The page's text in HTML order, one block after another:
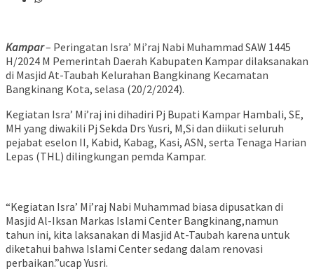
Kampar– Peringatan Isra’ Mi’raj Nabi Muhammad SAW 1445
H/2024 M Pemerintah Daerah Kabupaten Kampar dilaksanakan
di Masjid At-Taubah Kelurahan Bangkinang Kecamatan
Bangkinang Kota, selasa (20/2/2024).
Kegiatan Isra’ Mi’raj ini dihadiri Pj Bupati Kampar Hambali, SE,
MH yang diwakili Pj Sekda Drs Yusri, M,Si dan diikuti seluruh
pejabat eselon II, Kabid, Kabag, Kasi, ASN, serta Tenaga Harian
Lepas (THL) dilingkungan pemda Kampar.
“Kegiatan Isra’ Mi’raj Nabi Muhammad biasa dipusatkan di
Masjid Al-Iksan Markas Islami Center Bangkinang,namun
tahun ini, kita laksanakan di Masjid At-Taubah karena untuk
diketahui bahwa Islami Center sedang dalam renovasi
perbaikan.”ucap Yusri.